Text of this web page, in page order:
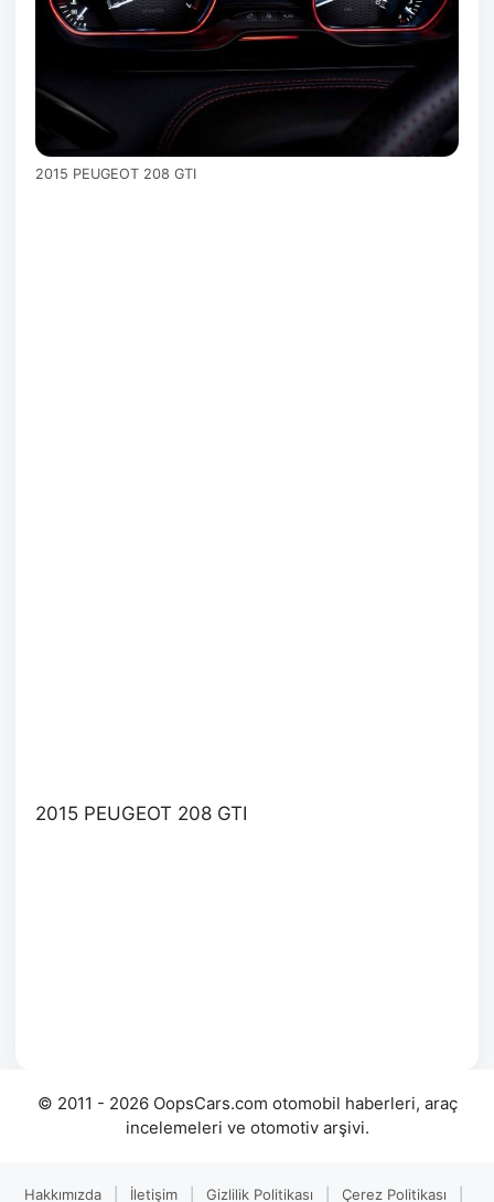
2015 PEUGEOT 208 GTI
2015 PEUGEOT 208 GTI
© 2011 - 2026 OopsCars.com otomobil haberleri, araç
incelemeleri ve otomotiv arşivi.
Hakkımızda İletişim Gizlilik Politikası Çerez Politikası